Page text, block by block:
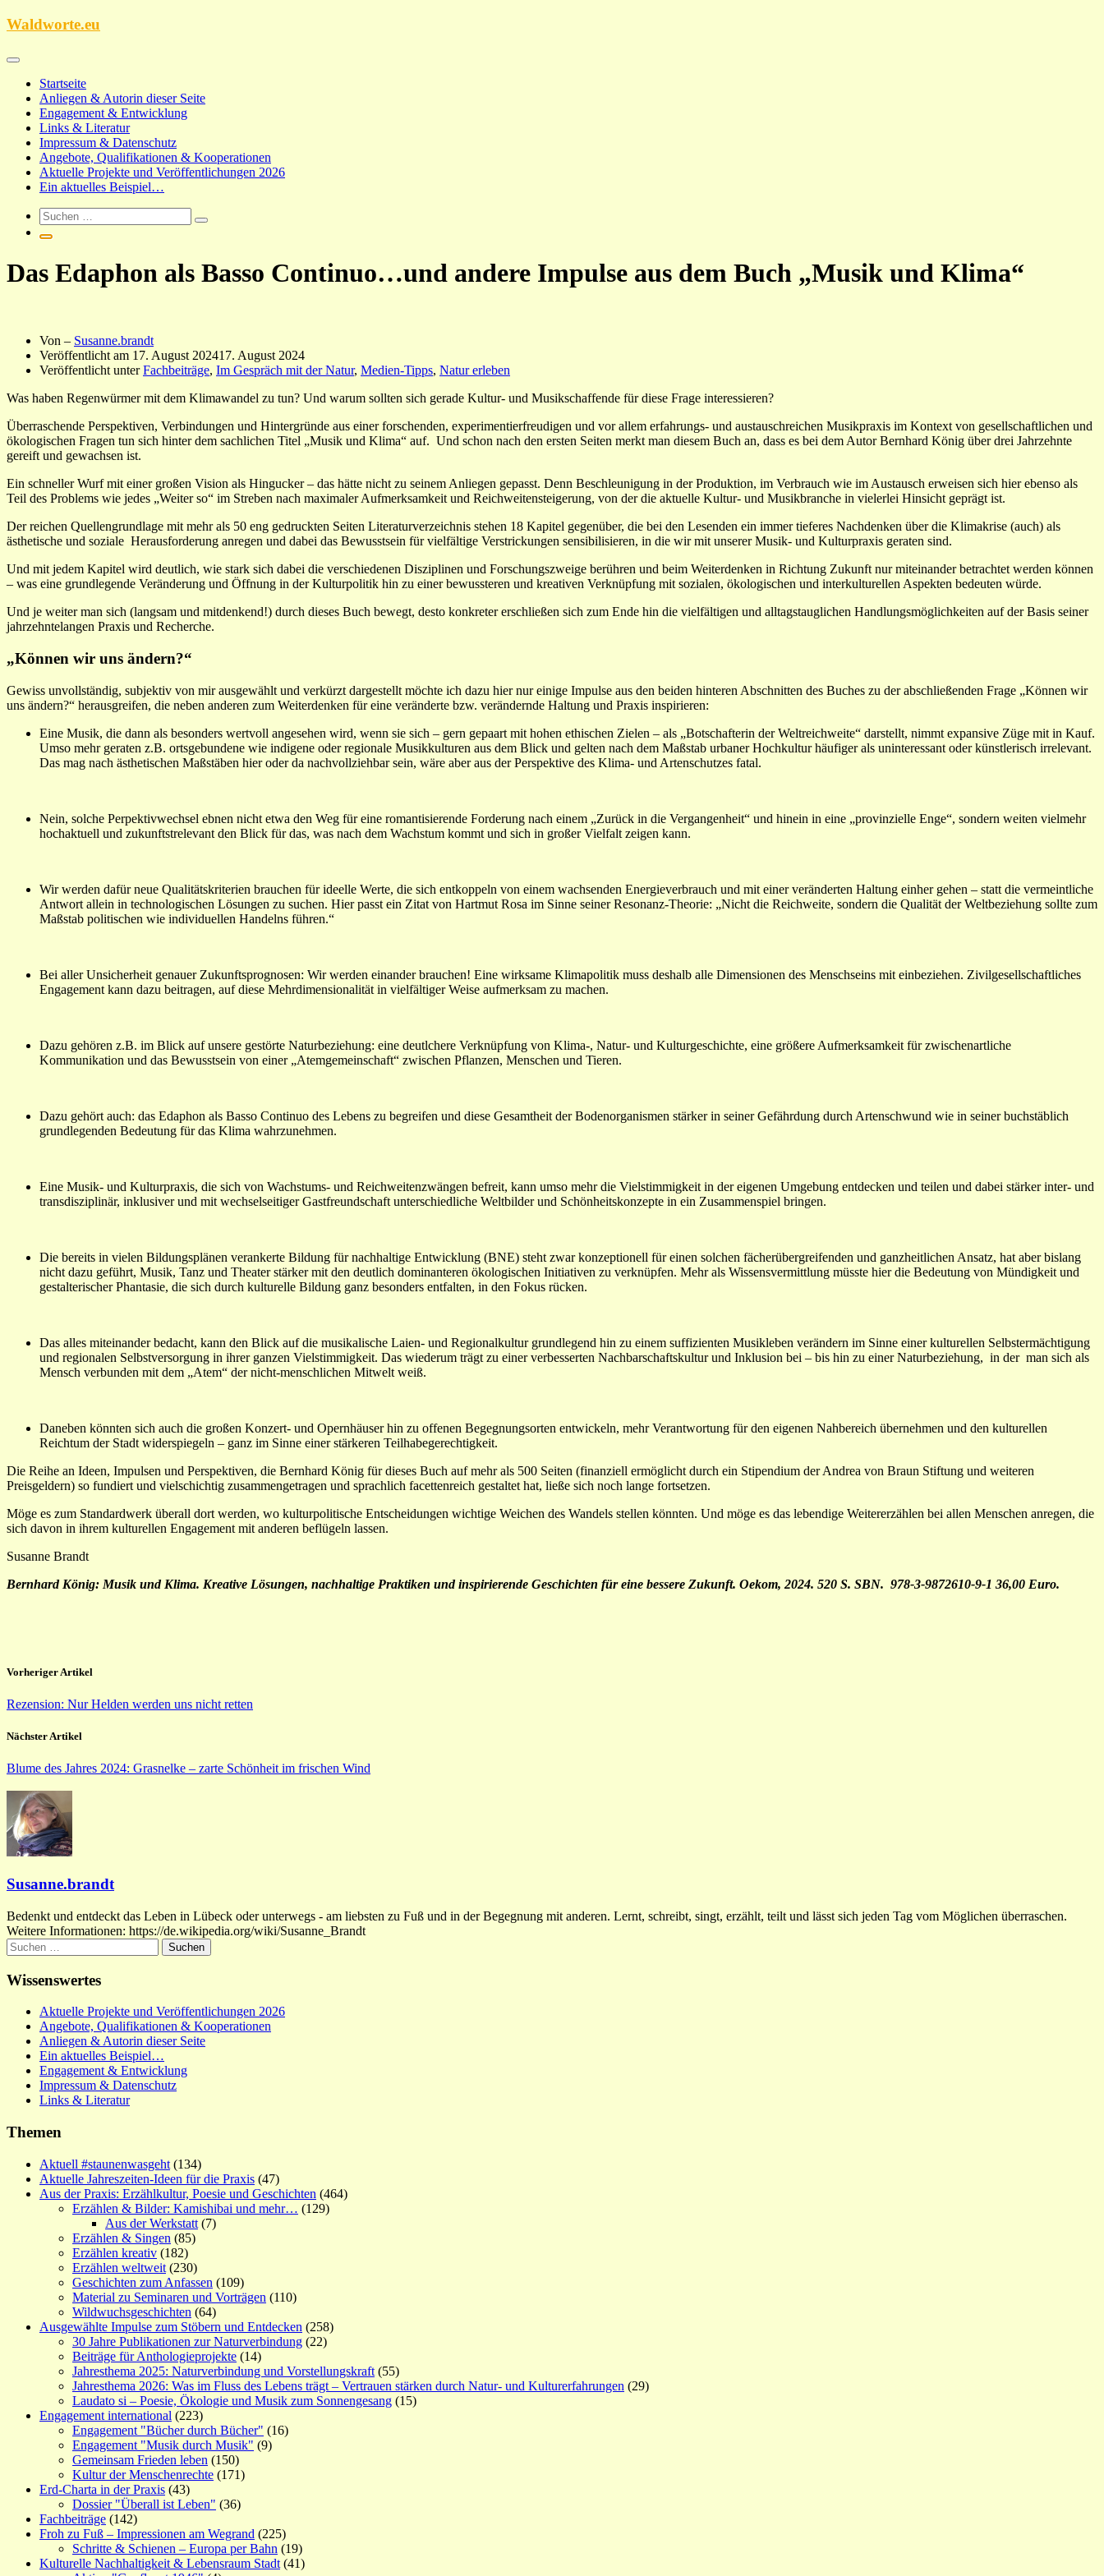
Zum
Waldworte.eu
Startseite
Anliegen & Autorin dieser Seite
Engagement & Entwicklung
Links & Literatur
Impressum & Datenschutz
Angebote, Qualifikationen & Kooperationen
Aktuelle Projekte und Veröffentlichungen 2026
Ein aktuelles Beispiel…
Das Edaphon als Basso Continuo…und andere Impulse aus dem Buch „Musik und Klima“
Von – Susanne.brandt
Veröffentlicht am 17. August 202417. August 2024
Veröffentlicht unterFachbeiträge, Im Gespräch mit der Natur, Medien-Tipps, Natur erleben
Was haben Regenwürmer mit dem Klimawandel zu tun? Und warum sollten sich gerade Kultur- und Musikschaffende für diese Frage interessieren?
Überraschende Perspektiven, Verbindungen und Hintergründe aus einer forschenden, experimentierfreudigen und vor allem erfahrungs- und austauschreichen Musikpraxis im Kontext von gesellschaftlichen und
ökologischen Fragen tun sich hinter dem sachlichen Titel „Musik und Klima“ auf. Und schon nach den ersten Seiten merkt man diesem Buch an, dass es bei dem Autor Bernhard König über drei Jahrzehnte
gereift und gewachsen ist.
Ein schneller Wurf mit einer großen Vision als Hingucker – das hätte nicht zu seinem Anliegen gepasst. Denn Beschleunigung in der Produktion, im Verbrauch wie im Austausch erweisen sich hier ebenso als
Teil des Problems wie jedes „Weiter so“ im Streben nach maximaler Aufmerksamkeit und Reichweitensteigerung, von der die aktuelle Kultur- und Musikbranche in vielerlei Hinsicht geprägt ist.
Der reichen Quellengrundlage mit mehr als 50 eng gedruckten Seiten Literaturverzeichnis stehen 18 Kapitel gegenüber, die bei den Lesenden ein immer tieferes Nachdenken über die Klimakrise (auch) als
ästhetische und soziale Herausforderung anregen und dabei das Bewusstsein für vielfältige Verstrickungen sensibilisieren, in die wir mit unserer Musik- und Kulturpraxis geraten sind.
Und mit jedem Kapitel wird deutlich, wie stark sich dabei die verschiedenen Disziplinen und Forschungszweige berühren und beim Weiterdenken in Richtung Zukunft nur miteinander betrachtet werden können
– was eine grundlegende Veränderung und Öffnung in der Kulturpolitik hin zu einer bewussteren und kreativen Verknüpfung mit sozialen, ökologischen und interkulturellen Aspekten bedeuten würde.
Und je weiter man sich (langsam und mitdenkend!) durch dieses Buch bewegt, desto konkreter erschließen sich zum Ende hin die vielfältigen und alltagstauglichen Handlungsmöglichkeiten auf der Basis seiner
jahrzehntelangen Praxis und Recherche.
„Können wir uns ändern?“
Gewiss unvollständig, subjektiv von mir ausgewählt und verkürzt dargestellt möchte ich dazu hier nur einige Impulse aus den beiden hinteren Abschnitten des Buches zu der abschließenden Frage „Können wir
uns ändern?“ herausgreifen, die neben anderen zum Weiterdenken für eine veränderte bzw. verändernde Haltung und Praxis inspirieren:
Eine Musik, die dann als besonders wertvoll angesehen wird, wenn sie sich – gern gepaart mit hohen ethischen Zielen – als „Botschafterin der Weltreichweite“ darstellt, nimmt expansive Züge mit in Kauf.
Umso mehr geraten z.B. ortsgebundene wie indigene oder regionale Musikkulturen aus dem Blick und gelten nach dem Maßstab urbaner Hochkultur häufiger als uninteressant oder künstlerisch irrelevant.
Das mag nach ästhetischen Maßstäben hier oder da nachvollziehbar sein, wäre aber aus der Perspektive des Klima- und Artenschutzes fatal.
Nein, solche Perpektivwechsel ebnen nicht etwa den Weg für eine romantisierende Forderung nach einem „Zurück in die Vergangenheit“ und hinein in eine „provinzielle Enge“, sondern weiten vielmehr
hochaktuell und zukunftstrelevant den Blick für das, was nach dem Wachstum kommt und sich in großer Vielfalt zeigen kann.
Wir werden dafür neue Qualitätskriterien brauchen für ideelle Werte, die sich entkoppeln von einem wachsenden Energieverbrauch und mit einer veränderten Haltung einher gehen – statt die vermeintliche
Antwort allein in technologischen Lösungen zu suchen. Hier passt ein Zitat von Hartmut Rosa im Sinne seiner Resonanz-Theorie: „Nicht die Reichweite, sondern die Qualität der Weltbeziehung sollte zum
Maßstab politischen wie individuellen Handelns führen.“
Bei aller Unsicherheit genauer Zukunftsprognosen: Wir werden einander brauchen! Eine wirksame Klimapolitik muss deshalb alle Dimensionen des Menschseins mit einbeziehen. Zivilgesellschaftliches
Engagement kann dazu beitragen, auf diese Mehrdimensionalität in vielfältiger Weise aufmerksam zu machen.
Dazu gehören z.B. im Blick auf unsere gestörte Naturbeziehung: eine deutlchere Verknüpfung von Klima-, Natur- und Kulturgeschichte, eine größere Aufmerksamkeit für zwischenartliche
Kommunikation und das Bewusstsein von einer „Atemgemeinschaft“ zwischen Pflanzen, Menschen und Tieren.
Dazu gehört auch: das Edaphon als Basso Continuo des Lebens zu begreifen und diese Gesamtheit der Bodenorganismen stärker in seiner Gefährdung durch Artenschwund wie in seiner buchstäblich
grundlegenden Bedeutung für das Klima wahrzunehmen.
Eine Musik- und Kulturpraxis, die sich von Wachstums- und Reichweitenzwängen befreit, kann umso mehr die Vielstimmigkeit in der eigenen Umgebung entdecken und teilen und dabei stärker inter- und
transdisziplinär, inklusiver und mit wechselseitiger Gastfreundschaft unterschiedliche Weltbilder und Schönheitskonzepte in ein Zusammenspiel bringen.
Die bereits in vielen Bildungsplänen verankerte Bildung für nachhaltige Entwicklung (BNE) steht zwar konzeptionell für einen solchen fächerübergreifenden und ganzheitlichen Ansatz, hat aber bislang
nicht dazu geführt, Musik, Tanz und Theater stärker mit den deutlich dominanteren ökologischen Initiativen zu verknüpfen. Mehr als Wissensvermittlung müsste hier die Bedeutung von Mündigkeit und
gestalterischer Phantasie, die sich durch kulturelle Bildung ganz besonders entfalten, in den Fokus rücken.
Das alles miteinander bedacht, kann den Blick auf die musikalische Laien- und Regionalkultur grundlegend hin zu einem suffizienten Musikleben verändern im Sinne einer kulturellen Selbstermächtigung
und regionalen Selbstversorgung in ihrer ganzen Vielstimmigkeit. Das wiederum trägt zu einer verbesserten Nachbarschaftskultur und Inklusion bei – bis hin zu einer Naturbeziehung, in der man sich als
Mensch verbunden mit dem „Atem“ der nicht-menschlichen Mitwelt weiß.
Daneben könnten sich auch die großen Konzert- und Opernhäuser hin zu offenen Begegnungsorten entwickeln, mehr Verantwortung für den eigenen Nahbereich übernehmen und den kulturellen
Reichtum der Stadt widerspiegeln – ganz im Sinne einer stärkeren Teilhabegerechtigkeit.
Die Reihe an Ideen, Impulsen und Perspektiven, die Bernhard König für dieses Buch auf mehr als 500 Seiten (finanziell ermöglicht durch ein Stipendium der Andrea von Braun Stiftung und weiteren
Preisgeldern) so fundiert und vielschichtig zusammengetragen und sprachlich facettenreich gestaltet hat, ließe sich noch lange fortsetzen.
Möge es zum Standardwerk überall dort werden, wo kulturpolitische Entscheidungen wichtige Weichen des Wandels stellen könnten. Und möge es das lebendige Weitererzählen bei allen Menschen anregen, die
sich davon in ihrem kulturellen Engagement mit anderen beflügeln lassen.
Susanne Brandt
Bernhard König: Musik und Klima. Kreative Lösungen, nachhaltige Praktiken und inspirierende Geschichten für eine bessere Zukunft. Oekom, 2024. 520 S. SBN. 978-3-9872610-9-1 36,00 Euro.
Vorheriger Artikel
Rezension: Nur Helden werden uns nicht retten
Nächster Artikel
Blume des Jahres 2024: Grasnelke – zarte Schönheit im frischen Wind
Susanne.brandt
Bedenkt und entdeckt das Leben in Lübeck oder unterwegs - am liebsten zu Fuß und in der Begegnung mit anderen. Lernt, schreibt, singt, erzählt, teilt und lässt sich jeden Tag vom Möglichen überraschen.
Weitere Informationen: https://de.wikipedia.org/wiki/Susanne_Brandt
Suchen
nach:
Wissenswertes
Aktuelle Projekte und Veröffentlichungen 2026
Angebote, Qualifikationen & Kooperationen
Anliegen & Autorin dieser Seite
Ein aktuelles Beispiel…
Engagement & Entwicklung
Impressum & Datenschutz
Links & Literatur
Themen
Aktuell #staunenwasgeht (134)
Aktuelle Jahreszeiten-Ideen für die Praxis (47)
Aus der Praxis: Erzählkultur, Poesie und Geschichten (464)
Erzählen & Bilder: Kamishibai und mehr… (129)
Aus der Werkstatt (7)
Erzählen & Singen (85)
Erzählen kreativ (182)
Erzählen weltweit (230)
Geschichten zum Anfassen (109)
Material zu Seminaren und Vorträgen (110)
Wildwuchsgeschichten (64)
Ausgewählte Impulse zum Stöbern und Entdecken (258)
30 Jahre Publikationen zur Naturverbindung (22)
Beiträge für Anthologieprojekte (14)
Jahresthema 2025: Naturverbindung und Vorstellungskraft (55)
Jahresthema 2026: Was im Fluss des Lebens trägt – Vertrauen stärken durch Natur- und Kulturerfahrungen (29)
Laudato si – Poesie, Ökologie und Musik zum Sonnengesang (15)
Engagement international (223)
Engagement "Bücher durch Bücher" (16)
Engagement "Musik durch Musik" (9)
Gemeinsam Frieden leben (150)
Kultur der Menschenrechte (171)
Erd-Charta in der Praxis (43)
Dossier "Überall ist Leben" (36)
Fachbeiträge (142)
Froh zu Fuß – Impressionen am Wegrand (225)
Schritte & Schienen – Europa per Bahn (19)
Kulturelle Nachhaltigkeit & Lebensraum Stadt (41)